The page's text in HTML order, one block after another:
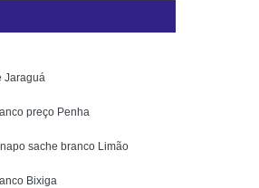
Jaraguá
preço Penha
sache branco Limão
Bixiga